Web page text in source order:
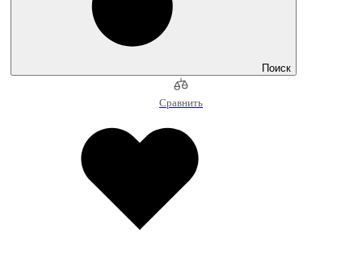
Поиск
Сравнить